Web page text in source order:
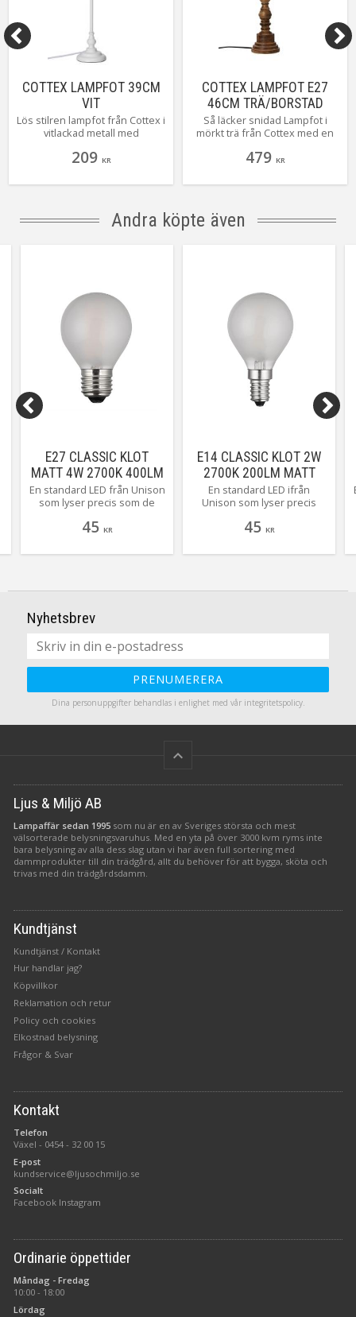
COTTEX LAMPFOT 39CM
VIT
Lös stilren lampfot från Cottex i
vitlackad metall med
cm hög. En strålande basfot
hemmets alla rum. Kombinera
skärmar som finns att välja på.
209 KR
COTTEX LAMPFOT E27
46CM TRÄ/BORSTAD
MÄSSING
Så läcker snidad Lampfot i
mörkt trä från Cottex med en
ligger så rätt i tiden, kombinera
effekt.
479 KR
Andra köpte även
E27 CLASSIC KLOT
MATT 4W 2700K 400LM
LED-LAMPA
En standard LED från Unison
som lyser precis som de
glödlamporna". Ett litet
givetvis med 2 års garanti!
lumen
45 KR
E14 CLASSIC KLOT 2W
2700K 200LM MATT
En standard LED ifrån
Unison som lyser precis
glödlamporna". Ett litet
givetvis med 2 års garanti!
45 KR
Nyhetsbrev
PRENUMERERA
Dina personuppgifter behandlas i enlighet med vår integritetspolicy.
keyboard_arrow_up
Ljus & Miljö AB
Lampaffär sedan 1995 som nu är en av Sveriges största och mest
välsorterade belysningsvaruhus. Med en yta på över 3000 kvm ryms inte
bara belysning av alla dess slag utan vi har även full sortering med
dammprodukter till din trädgård, allt du behöver för att bygga, sköta och
trivas med din trädgårdsdamm.
Kundtjänst
Kundtjänst / Kontakt
Hur handlar jag?
Köpvillkor
Reklamation och retur
Policy och cookies
Elkostnad belysning
Frågor & Svar
Kontakt
Telefon
Växel - 0454 - 32 00 15
E-post
kundservice@ljusochmiljo.se
Socialt
Facebook Instagram
Ordinarie öppettider
Måndag - Fredag
10:00 - 18:00
Lördag